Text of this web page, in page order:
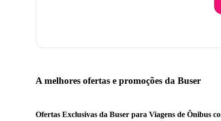
A melhores ofertas e promoções da Buser
Ofertas Exclusivas da Buser para Viagens de Ônibus